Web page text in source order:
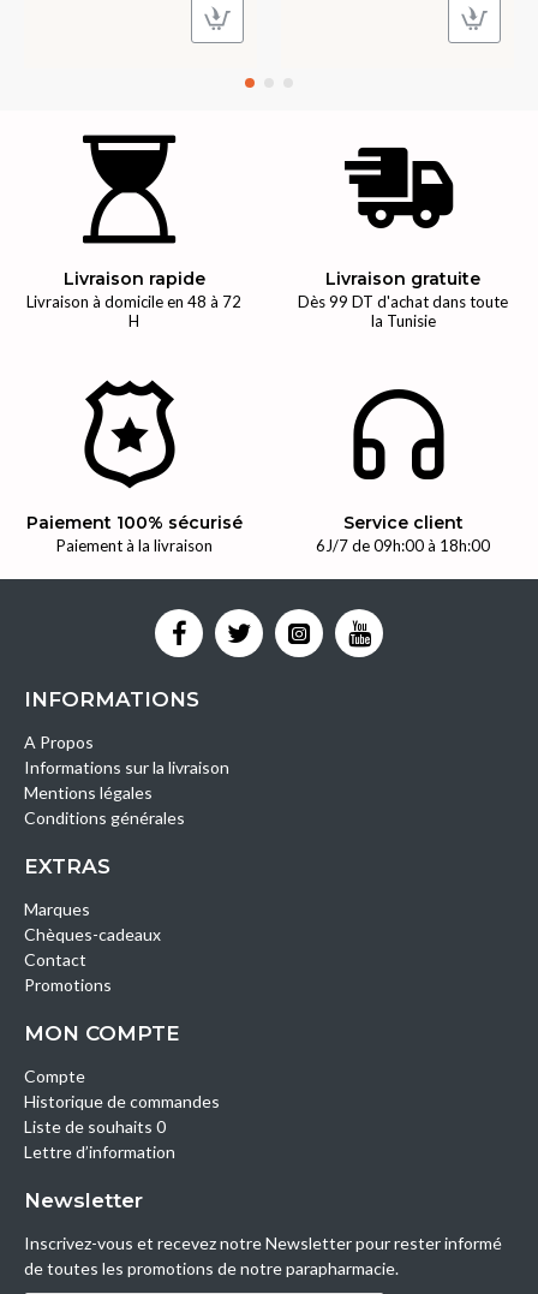
Livraison rapide
Livraison à domicile en 48 à 72
H
Livraison gratuite
Dès 99 DT d'achat dans toute
la Tunisie
Paiement 100% sécurisé
Paiement à la livraison
Service client
6J/7 de 09h:00 à 18h:00
INFORMATIONS
A Propos
Informations sur la livraison
Mentions légales
Conditions générales
EXTRAS
Marques
Chèques-cadeaux
Contact
Promotions
MON COMPTE
Compte
Historique de commandes
Liste de souhaits 0
Lettre d’information
Newsletter
Inscrivez-vous et recevez notre Newsletter pour rester informé
de toutes les promotions de notre parapharmacie.